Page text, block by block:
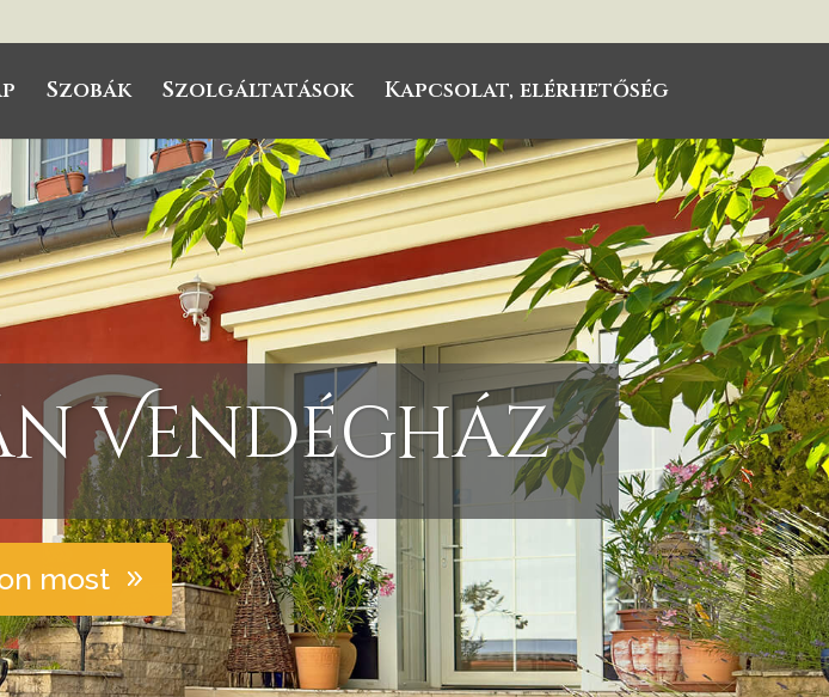
Szobák Szolgáltatások Kapcsolat, elérhetőség
Vendégház
most